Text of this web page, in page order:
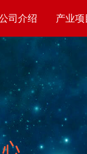
司介绍
ABOUT US
产业项
PROJECTS